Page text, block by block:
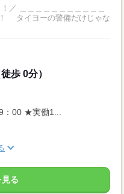
／ ＿＿＿＿＿＿＿＿＿＿＿
歩 0分）
：00 ★実働1...
る